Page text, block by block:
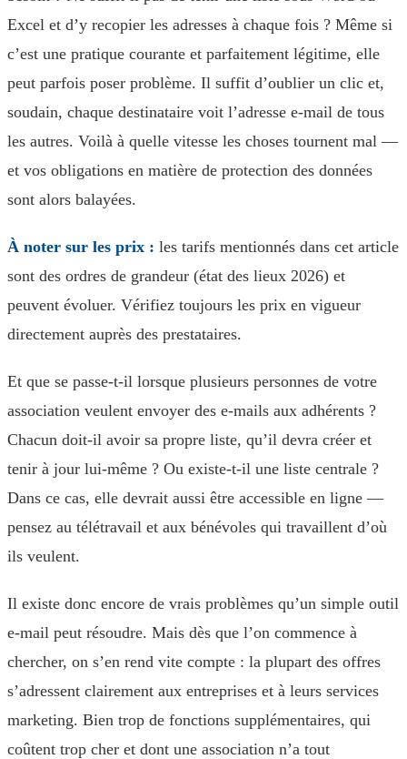
Excel et d’y recopier les adresses à chaque fois ? Même si
c’est une pratique courante et parfaitement légitime, elle
peut parfois poser problème. Il suffit d’oublier un clic et,
soudain, chaque destinataire voit l’adresse e-mail de tous
les autres. Voilà à quelle vitesse les choses tournent mal —
et vos obligations en matière de protection des données
sont alors balayées.
À noter sur les prix : les tarifs mentionnés dans cet article
sont des ordres de grandeur (état des lieux 2026) et
peuvent évoluer. Vérifiez toujours les prix en vigueur
directement auprès des prestataires.
Et que se passe-t-il lorsque plusieurs personnes de votre
association veulent envoyer des e-mails aux adhérents ?
Chacun doit-il avoir sa propre liste, qu’il devra créer et
tenir à jour lui-même ? Ou existe-t-il une liste centrale ?
Dans ce cas, elle devrait aussi être accessible en ligne —
pensez au télétravail et aux bénévoles qui travaillent d’où
ils veulent.
Il existe donc encore de vrais problèmes qu’un simple outil
e-mail peut résoudre. Mais dès que l’on commence à
chercher, on s’en rend vite compte : la plupart des offres
s’adressent clairement aux entreprises et à leurs services
marketing. Bien trop de fonctions supplémentaires, qui
coûtent trop cher et dont une association n’a tout